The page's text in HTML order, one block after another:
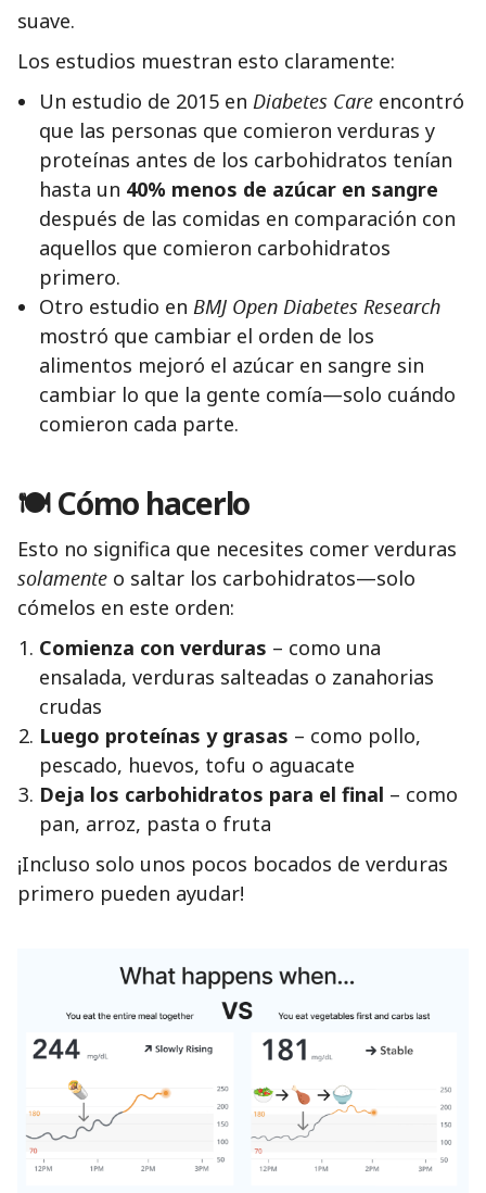
suave.
Los estudios muestran esto claramente:
Un estudio de 2015 en Diabetes Care encontró
que las personas que comieron verduras y
proteínas antes de los carbohidratos tenían
hasta un 40% menos de azúcar en sangre
después de las comidas en comparación con
aquellos que comieron carbohidratos
primero.
Otro estudio en BMJ Open Diabetes Research
mostró que cambiar el orden de los
alimentos mejoró el azúcar en sangre sin
cambiar lo que la gente comía—solo cuándo
comieron cada parte.
🍽️ Cómo hacerlo
Esto no significa que necesites comer verduras
solamente o saltar los carbohidratos—solo
cómelos en este orden:
Comienza con verduras – como una
ensalada, verduras salteadas o zanahorias
crudas
Luego proteínas y grasas – como pollo,
pescado, huevos, tofu o aguacate
Deja los carbohidratos para el final – como
pan, arroz, pasta o fruta
¡Incluso solo unos pocos bocados de verduras
primero pueden ayudar!